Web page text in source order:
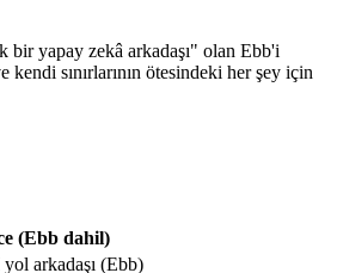
yapay zekâ arkadaşı" olan Ebb'i
sınırlarının ötesindeki her şey için
(Ebb dahil)
arkadaşı (Ebb)